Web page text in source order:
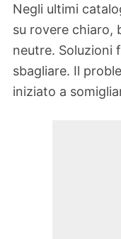
Negli ultimi
su rovere chiaro,
neutre. Soluzioni
sbagliare. Il
iniziato a